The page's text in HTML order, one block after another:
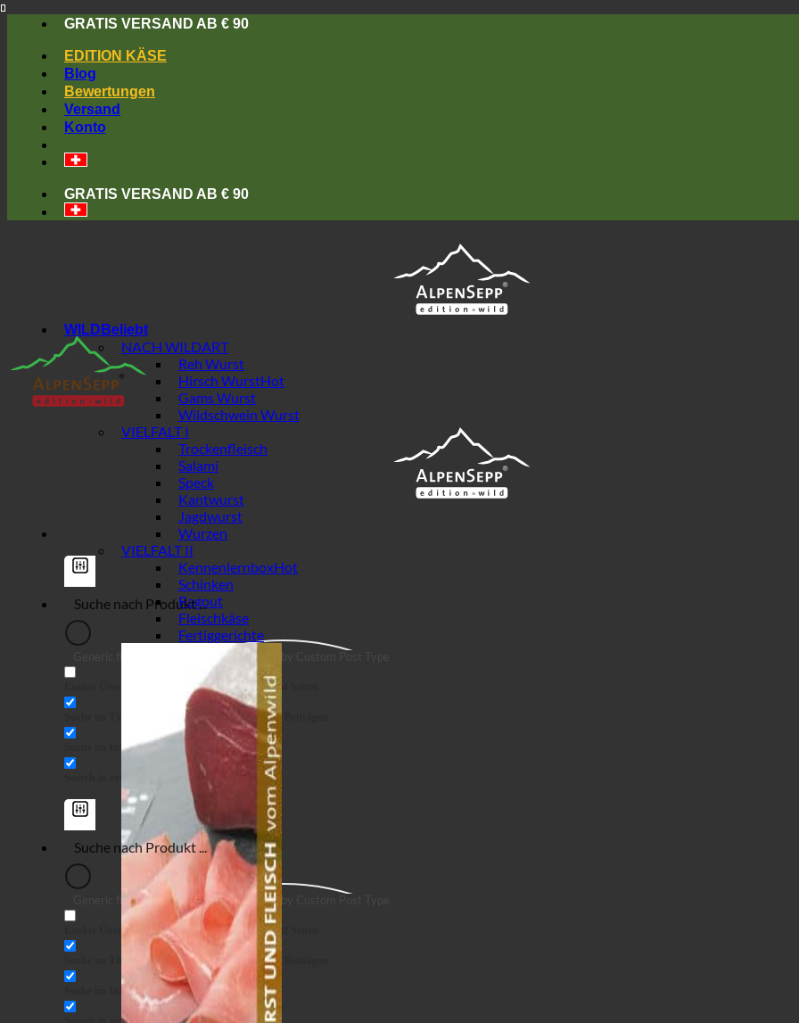
content
GRATIS VERSAND AB € 90
EDITION KÄSE
Blog
Bewertungen
Versand
Konto
GRATIS VERSAND AB € 90
Suche im Inhalt
Filter by Custom Post Type
Suche auf Seiten
Suche in Beiträgen
Generic filters
Exakte Übereinstimmung
Suche im Inhalt
Filter by Custom Post Type
Suche auf Seiten
Suche in Beiträgen
WILD
NACH WILDART
Reh Wurst
Hirsch Wurst
Gams Wurst
Wildschwein Wurst
VIELFALT I
Trockenfleisch
Salami
Speck
Kantwurst
Jagdwurst
Wurzen
VIELFALT II
Kennenlernbox
Schinken
Ragout
Fleischkäse
Fertiggerichte